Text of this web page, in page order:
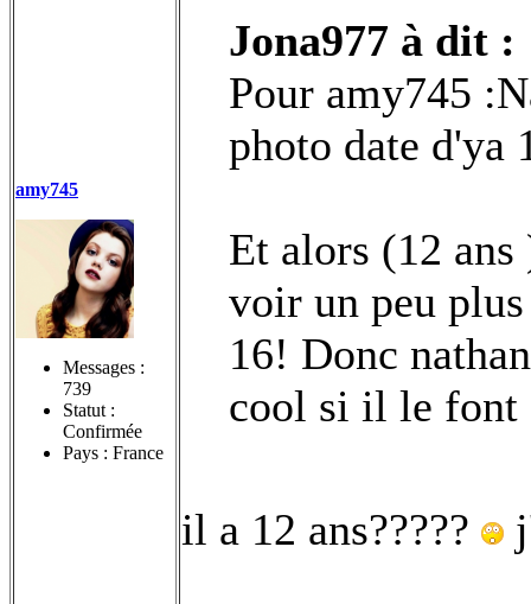
amy745
Messages :
739
Statut :
Confirmée
Pays : France
Jona977 à dit :
Pour amy745
photo date d'ya
Et alors (12 ans
voir un peu
16! Donc
cool si il le
il a 12 ans?????